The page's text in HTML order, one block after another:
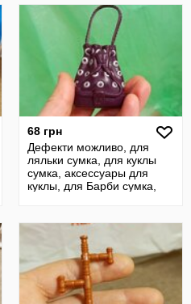
68 грн
Дефекти можливо, для
ляльки сумка, для куклы
сумка, аксессуары для
куклы, для Барби сумка,